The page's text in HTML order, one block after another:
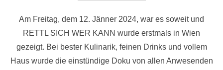
Am Freitag, dem 12. Jänner 2024, war es soweit und
RETTL SICH WER KANN wurde erstmals in Wien
gezeigt. Bei bester Kulinarik, feinen Drinks und vollem
Haus wurde die einstündige Doku von allen Anwesenden